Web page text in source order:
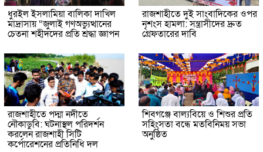
ধুরইল ইসলামিয়া বালিকা দাখিল
মাদ্রাসায় “জুলাই গণঅভ্যুত্থানের
চেতনা শহীদদের প্রতি শ্রদ্ধা জ্ঞাপন
রাজশাহীতে দুই সাংবাদিকের ওপর
নৃশংস হামলা: সন্ত্রাসীদের দ্রুত
গ্রেফতারের দাবি
রাজশাহীতে পদ্মা নদীতে
নৌকাডুবি: ঘটনাস্থল পরিদর্শন
করলেন রাজশাহী সিটি
কর্পোরেশনের প্রতিনিধি দল
শিবগঞ্জে বাল্যবিয়ে ও শিশুর প্রতি
সহিংসতা বন্ধে মতবিনিময় সভা
অনুষ্ঠিত